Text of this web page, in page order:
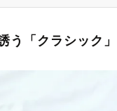
「クラシック」